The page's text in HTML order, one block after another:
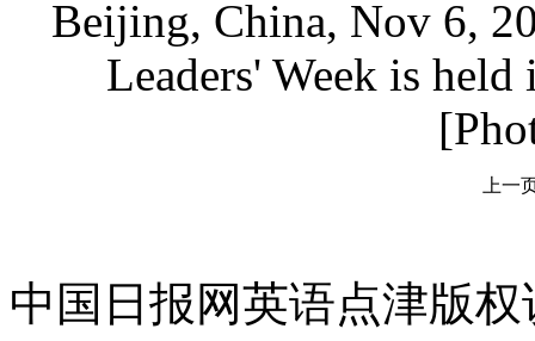
Beijing, China, Nov 6,
Leaders' Week is
上一
中国日报网英语点津版